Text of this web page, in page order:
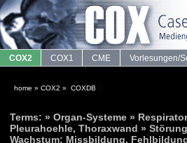
COX2 COX1 CME Vorlesungen/
home » COX2 » COXDB ·
Terms: » Organ-Systeme »
Pleurahoehle, Thoraxwand »
Wachstum: Missbildung,